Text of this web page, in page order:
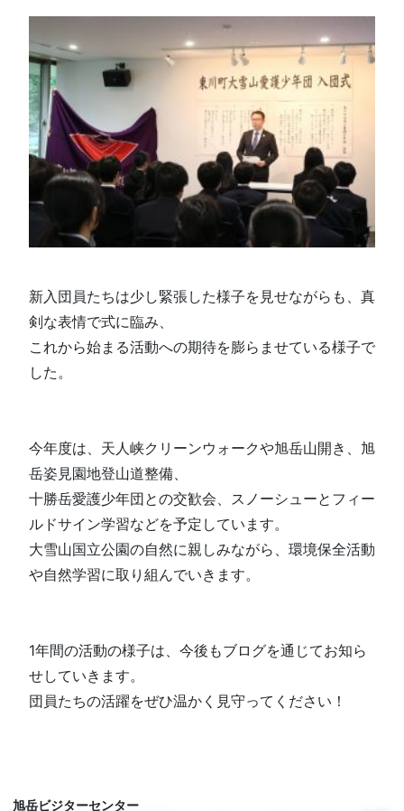
新入団員たちは少し緊張した様子を見せながらも、真
剣な表情で式に臨み、
これから始まる活動への期待を膨らませている様子で
した。
今年度は、天人峡クリーンウォークや旭岳山開き、旭
岳姿見園地登山道整備、
十勝岳愛護少年団との交歓会、スノーシューとフィー
ルドサイン学習などを予定しています。
大雪山国立公園の自然に親しみながら、環境保全活動
や自然学習に取り組んでいきます。
1年間の活動の様子は、今後もブログを通じてお知ら
せしていきます。
団員たちの活躍をぜひ温かく見守ってください！
旭岳ビジターセンター